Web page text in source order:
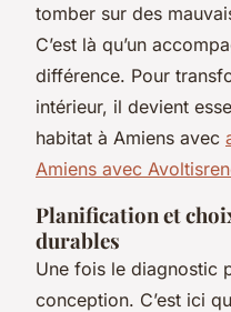
tomber sur des
C’est là qu’un
différence. Pour
intérieur, il devient
habitat à Amiens avec
Amiens avec
Planification et
durables
Une fois le diagnostic
conception. C’est ici